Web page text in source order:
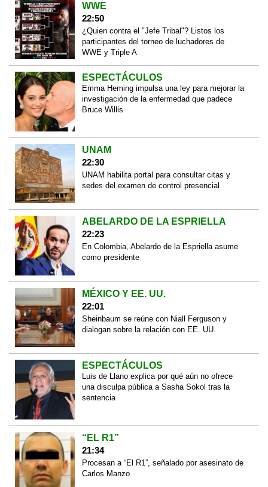
WWE
22:50
¿Quien contra el "Jefe Tribal"? Listos los
participantes del torneo de luchadores de
WWE y Triple A
ESPECTÁCULOS
Emma Heming impulsa una ley para mejorar la
investigación de la enfermedad que padece
Bruce Willis
UNAM
22:30
UNAM habilita portal para consultar citas y
sedes del examen de control presencial
ABELARDO DE LA ESPRIELLA
22:23
En Colombia, Abelardo de la Espriella asume
como presidente
MÉXICO Y EE. UU.
22:01
Sheinbaum se reúne con Niall Ferguson y
dialogan sobre la relación con EE. UU.
ESPECTÁCULOS
Luis de Llano explica por qué aún no ofrece
una disculpa pública a Sasha Sokol tras la
sentencia
“EL R1”
21:34
Procesan a “El R1”, señalado por asesinato de
Carlos Manzo